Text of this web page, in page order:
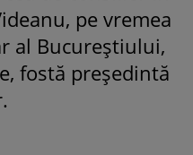
pe vremea
al Bucureștiului,
fostă președintă